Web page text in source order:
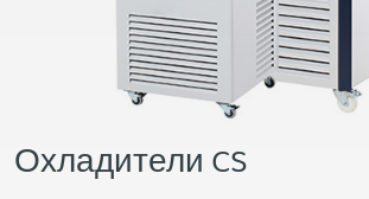
Охладители CS